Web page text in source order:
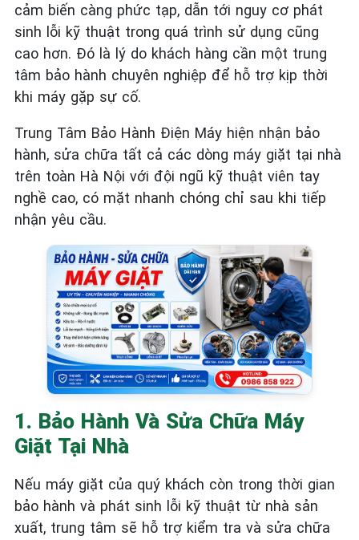
cảm biến càng phức tạp, dẫn tới nguy cơ phát
sinh lỗi kỹ thuật trong quá trình sử dụng cũng
cao hơn. Đó là lý do khách hàng cần một trung
tâm bảo hành chuyên nghiệp để hỗ trợ kịp thời
khi máy gặp sự cố.
Trung Tâm Bảo Hành Điện Máy hiện nhận bảo
hành, sửa chữa tất cả các dòng máy giặt tại nhà
trên toàn Hà Nội với đội ngũ kỹ thuật viên tay
nghề cao, có mặt nhanh chóng chỉ sau khi tiếp
nhận yêu cầu.
1. Bảo Hành Và Sửa Chữa Máy
Giặt Tại Nhà
Nếu máy giặt của quý khách còn trong thời gian
bảo hành và phát sinh lỗi kỹ thuật từ nhà sản
xuất, trung tâm sẽ hỗ trợ kiểm tra và sửa chữa